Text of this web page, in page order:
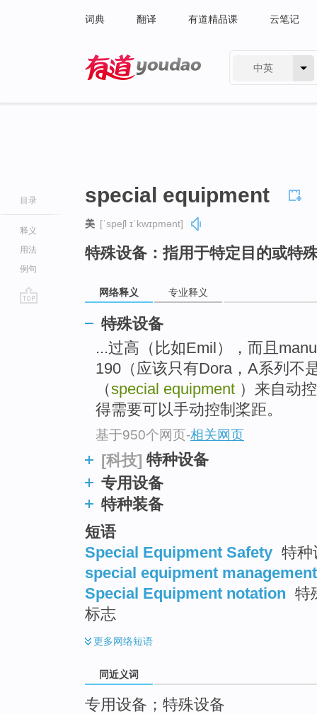
词典 翻译 有道精品课 云笔记
中英
目录
释义
用法
例句
special equipment
美 [ˈspeʃl ɪˈkwɪpmənt]
特殊设备：指用于特定目的或特
网络释义 专业释义
特殊设备
...过高（比如Emil），而且
190（应该只有Dora，A系列不
（special equipment ）来自动
得需要可以手动控制桨距。
基于950个网页-相关网页
[科技] 特种设备
专用设备
特种装备
短语
Special Equipment Safety 特种
special equipment management
Special Equipment notation 特
标志
更多网络短语
同近义词
专用设备；特殊设备